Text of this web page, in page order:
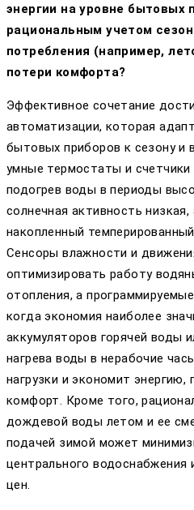
энергии на уровне бытовых
рациональным учетом
потребления (например,
потери комфорта?
Эффективное сочетание
автоматизации, которая
бытовых приборов к сезону и
умные термостаты и
подогрев воды в периоды
солнечная активность
накопленный
Сенсоры влажности и
оптимизировать работу
отопления, а
когда экономия наиболее
аккумуляторов горячей воды
нагрева воды в нерабочие
нагрузки и экономит энергию,
комфорт. Кроме того,
дождевой воды летом и ее
подачей зимой может
центрального
цен.